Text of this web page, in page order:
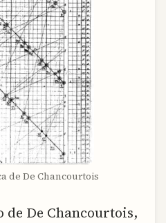
de De Chancourtois
de De Chancourtois,